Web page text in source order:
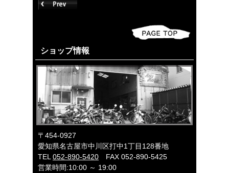
ショップ情報
〒454-0927
愛知県名古屋市中川区打中1丁目128番地
TEL 052-890-5420 FAX 052-890-5425
営業時間:10:00 ～ 19:00